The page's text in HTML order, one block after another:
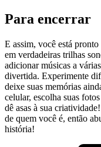
Para encerrar
E⁤ assim, você⁤ está
em​ verdadeiras trilhas
adicionar⁣ músicas a‌
divertida. Experimente
‌deixe suas memórias
celular, escolha ⁣suas
dê asas à sua
de quem você é, então
história!